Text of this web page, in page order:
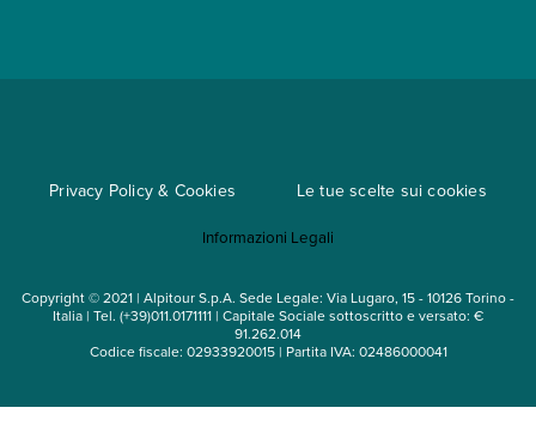
Mappa del sito
Privacy Policy & Cookies Le tue scelte sui cookies
Informazioni Legali
Copyright © 2021 | Alpitour S.p.A. Sede Legale: Via Lugaro, 15 - 10126 Torino -
Italia | Tel. (+39)011.0171111 | Capitale Sociale sottoscritto e versato: €
91.262.014
Codice fiscale: 02933920015 | Partita IVA: 02486000041